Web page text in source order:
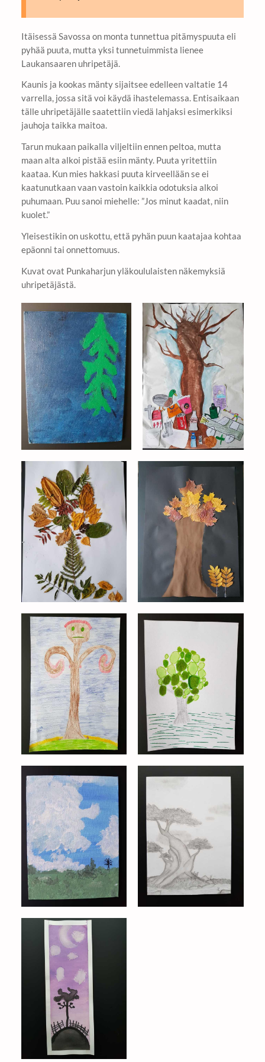
Itäisessä Savossa on monta tunnettua pitämyspuuta eli
pyhää puuta, mutta yksi tunnetuimmista lienee
Laukansaaren uhripetäjä.
Kaunis ja kookas mänty sijaitsee edelleen valtatie 14
varrella, jossa sitä voi käydä ihastelemassa. Entisaikaan
tälle uhripetäjälle saatettiin viedä lahjaksi esimerkiksi
jauhoja taikka maitoa.
Tarun mukaan paikalla viljeltiin ennen peltoa, mutta
maan alta alkoi pistää esiin mänty. Puuta yritettiin
kaataa. Kun mies hakkasi puuta kirveellään se ei
kaatunutkaan vaan vastoin kaikkia odotuksia alkoi
puhumaan. Puu sanoi miehelle: ”Jos minut kaadat, niin
kuolet.”
Yleisestikin on uskottu, että pyhän puun kaatajaa kohtaa
epäonni tai onnettomuus.
Kuvat ovat Punkaharjun yläkoululaisten näkemyksiä
uhripetäjästä.